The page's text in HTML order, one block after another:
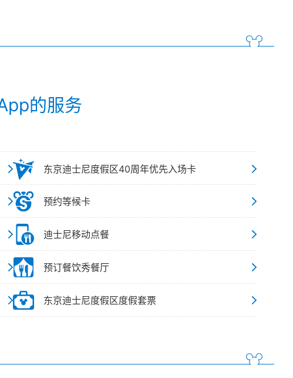
的服务
东京迪士尼度假区40周年优先入场卡
预约等候卡
迪士尼移动点餐
预订餐饮秀餐厅
东京迪士尼度假区度假套票